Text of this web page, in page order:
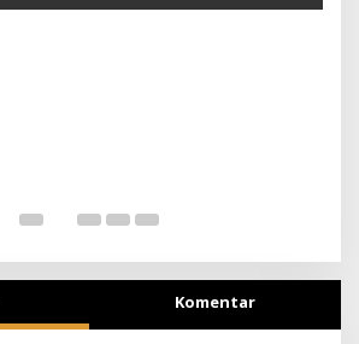
Komentar